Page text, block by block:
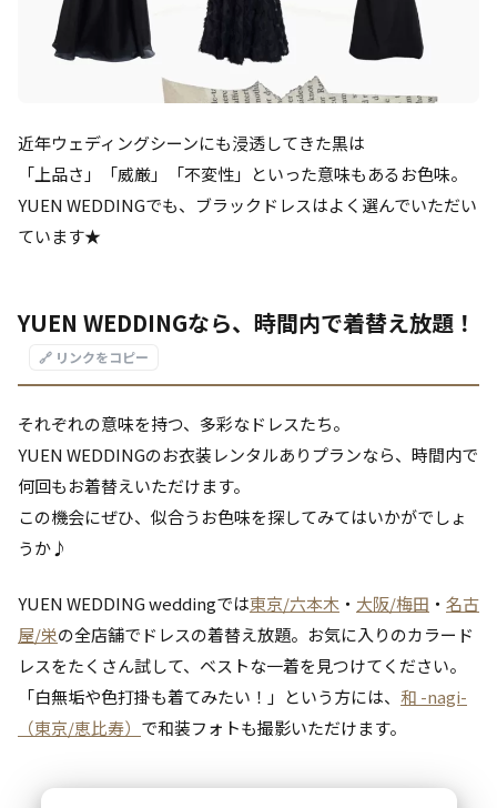
近年ウェディングシーンにも浸透してきた黒は
「上品さ」「威厳」「不変性」といった意味もあるお色味。
YUEN WEDDINGでも、ブラックドレスはよく選んでいただい
ています★
YUEN WEDDINGなら、時間内で着替え放題！
🔗 リンクをコピー
それぞれの意味を持つ、多彩なドレスたち。
YUEN WEDDINGのお衣装レンタルありプランなら、時間内で
何回もお着替えいただけます。
この機会にぜひ、似合うお色味を探してみてはいかがでしょ
うか♪
YUEN WEDDING weddingでは東京/六本木 ・ 大阪/梅田 ・ 名古
屋/栄の全店舗でドレスの着替え放題。お気に入りのカラード
レスをたくさん試して、ベストな一着を見つけてください。
「白無垢や色打掛も着てみたい！」という方には、 和 -nagi-
（東京/恵比寿） で和装フォトも撮影いただけます。